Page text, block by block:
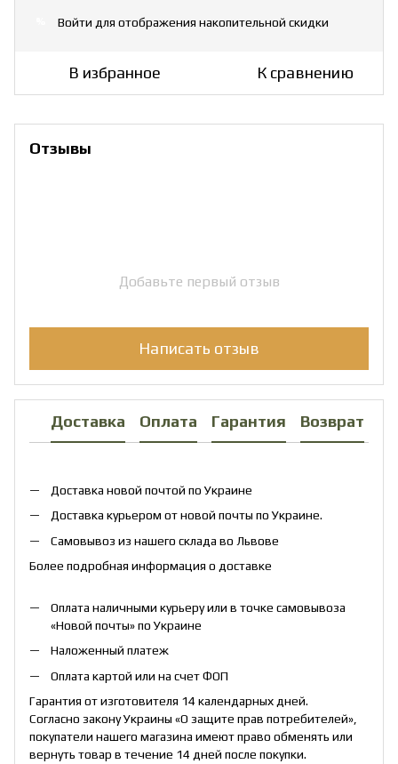
Войти для отображения накопительной скидки
В избранное К сравнению
Отзывы
Добавьте первый отзыв
Написать отзыв
Доставка Оплата Гарантия Возврат
Доставка новой почтой по Украине
Доставка курьером от новой почты по Украине.
Самовывоз из нашего склада во Львове
Более подробная информация о доставке
Оплата наличными курьеру или в точке самовывоза
«Новой почты» по Украине
Наложенный платеж
Оплата картой или на счет ФОП
Гарантия от изготовителя 14 календарных дней.
Согласно закону Украины «О защите прав потребителей»,
покупатели нашего магазина имеют право обменять или
вернуть товар в течение 14 дней после покупки.